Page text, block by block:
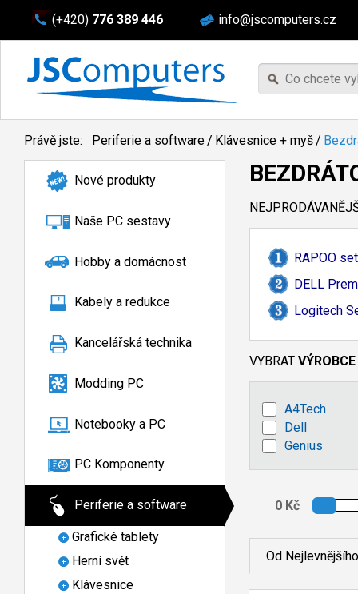
(+420) 776 389 446 info@jscomputers.cz
Právě jste: Periferie a software/ Klávesnice + myš/
Nové produkty
Naše PC sestavy
Hobby a domácnost
Kabely a redukce
Kancelářská technika
Modding PC
Notebooky a PC
PC Komponenty
Periferie a software
Grafické tablety
Herní svět
Klávesnice
RAPOO
DELL
Logitech
VYBRAT VÝROBCE
A4Tech
Dell
Genius
Od Nejlevnějšího